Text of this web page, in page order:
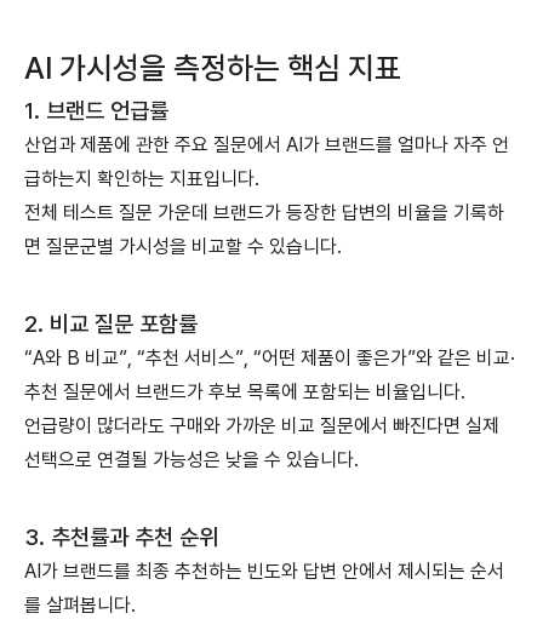
AI 가시성을 측정하는 핵심 지표
1. 브랜드 언급률
산업과 제품에 관한 주요 질문에서 AI가 브랜드를 얼마나 자주 언
급하는지 확인하는 지표입니다.
전체 테스트 질문 가운데 브랜드가 등장한 답변의 비율을 기록하
면 질문군별 가시성을 비교할 수 있습니다.
2. 비교 질문 포함률
“A와 B 비교”, “추천 서비스”, “어떤 제품이 좋은가”와 같은 비교·
추천 질문에서 브랜드가 후보 목록에 포함되는 비율입니다.
언급량이 많더라도 구매와 가까운 비교 질문에서 빠진다면 실제
선택으로 연결될 가능성은 낮을 수 있습니다.
3. 추천률과 추천 순위
AI가 브랜드를 최종 추천하는 빈도와 답변 안에서 제시되는 순서
를 살펴봅니다.